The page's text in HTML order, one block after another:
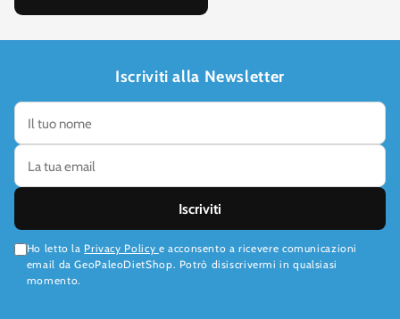
Iscriviti alla Newsletter
Iscriviti
Ho letto la Privacy Policy e acconsento a ricevere comunicazioni
email da GeoPaleoDietShop. Potrò disiscrivermi in qualsiasi
momento.